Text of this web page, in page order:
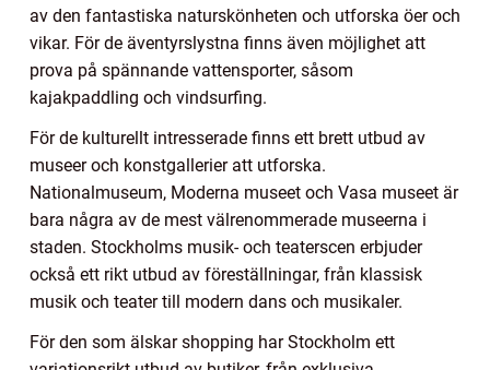
av den fantastiska naturskönheten och utforska öer och
vikar. För de äventyrslystna finns även möjlighet att
prova på spännande vattensporter, såsom
kajakpaddling och vindsurfing.
För de kulturellt intresserade finns ett brett utbud av
museer och konstgallerier att utforska.
Nationalmuseum, Moderna museet och Vasa museet är
bara några av de mest välrenommerade museerna i
staden. Stockholms musik- och teaterscen erbjuder
också ett rikt utbud av föreställningar, från klassisk
musik och teater till modern dans och musikaler.
För den som älskar shopping har Stockholm ett